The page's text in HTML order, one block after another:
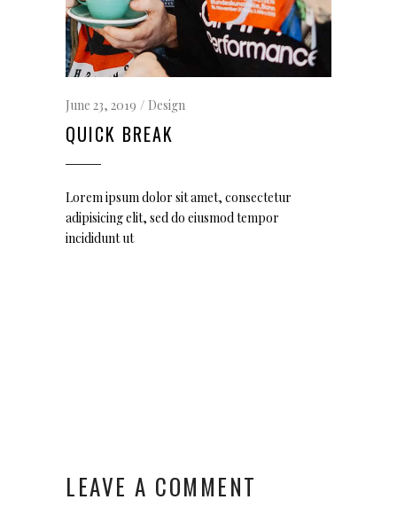
June 23, 2019 Design
QUICK BREAK
Lorem ipsum dolor sit amet, consectetur
adipisicing elit, sed do eiusmod tempor
incididunt ut
LEAVE A COMMENT